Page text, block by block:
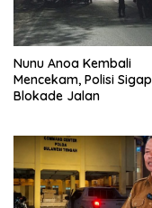
Nunu Anoa Kembali
Mencekam, Polisi Sigap
Blokade Jalan